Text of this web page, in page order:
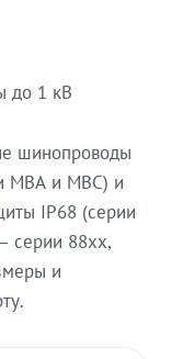
до 1 кВ
шинопроводы
МВА и МВС) и
IP68 (серии
серии 88xx,
и